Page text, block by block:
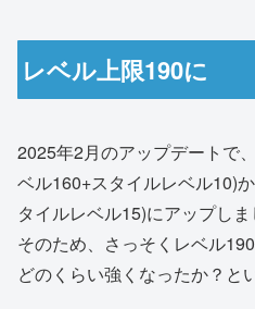
レベル上限190に
2025年2月のアップデートで
ベル160+スタイルレベル10)
タイルレベル15)にアップしま
そのため、さっそくレベル
どのくらい強くなったか？と